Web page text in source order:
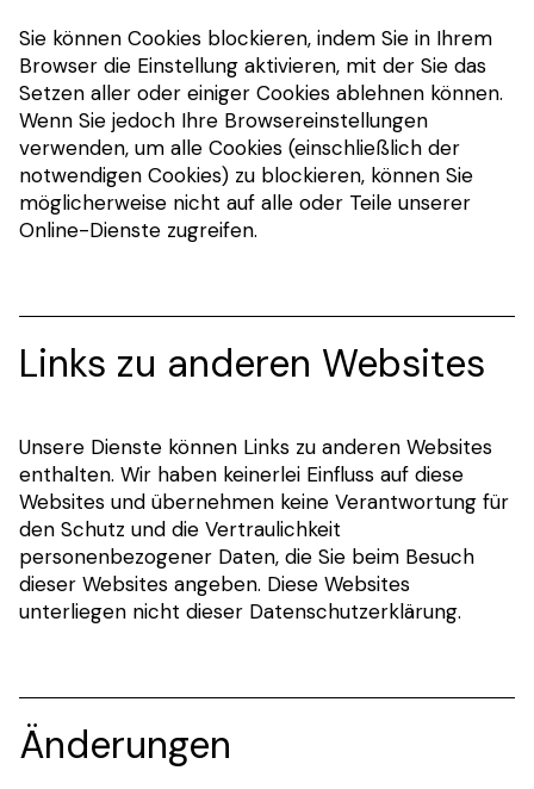
Sie können Cookies blockieren, indem Sie in Ihrem
Browser die Einstellung aktivieren, mit der Sie das
Setzen aller oder einiger Cookies ablehnen können.
Wenn Sie jedoch Ihre Browsereinstellungen
verwenden, um alle Cookies (einschließlich der
notwendigen Cookies) zu blockieren, können Sie
möglicherweise nicht auf alle oder Teile unserer
Online-Dienste zugreifen.
Links zu anderen Websites
Unsere Dienste können Links zu anderen Websites
enthalten. Wir haben keinerlei Einfluss auf diese
Websites und übernehmen keine Verantwortung für
den Schutz und die Vertraulichkeit
personenbezogener Daten, die Sie beim Besuch
dieser Websites angeben. Diese Websites
unterliegen nicht dieser Datenschutzerklärung.
Änderungen